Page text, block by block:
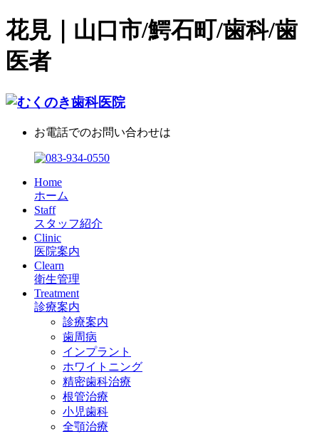
花見｜山口市/鰐石町/歯科/歯
医者
お電話でのお問い合わせは
Home
ホーム
Staff
スタッフ紹介
Clinic
医院案内
Clearn
衛生管理
Treatment
診療案内
診療案内
歯周病
インプラント
ホワイトニング
精密歯科治療
根管治療
小児歯科
全顎治療